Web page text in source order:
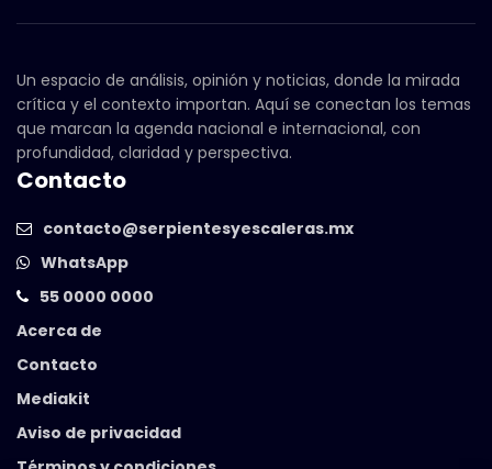
Un espacio de análisis, opinión y noticias, donde la mirada
crítica y el contexto importan. Aquí se conectan los temas
que marcan la agenda nacional e internacional, con
profundidad, claridad y perspectiva.
Contacto
contacto@serpientesyescaleras.mx
WhatsApp
55 0000 0000
Acerca de
Contacto
Mediakit
Aviso de privacidad